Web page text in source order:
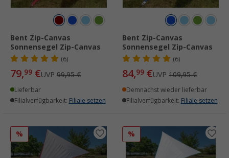
Bent Zip-Canvas
Sonnensegel Zip-Canvas
(6)
79,99 €UVP 99,95 €
Lieferbar
Filialverfügbarkeit: Filiale setzen
Bent Zip-Canvas
Sonnensegel Zip-Canvas
(6)
84,99 €UVP 109,95 €
Demnächst wieder lieferbar
Filialverfügbarkeit: Filiale setzen
% %